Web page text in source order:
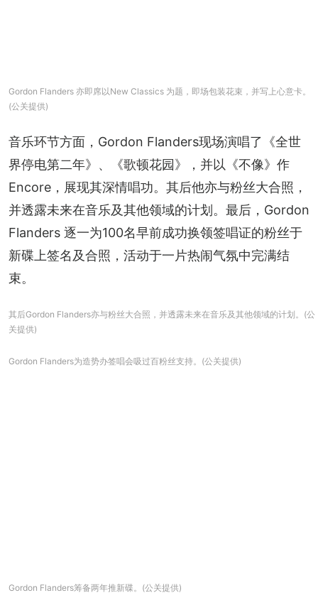
Gordon Flanders 亦即席以New Classics 为题，即场包装花束，并写上心意卡。
(公关提供)
音乐环节方面，Gordon Flanders现场演唱了《全世
界停电第二年》、《歌顿花园》，并以《不像》作
Encore，展现其深情唱功。其后他亦与粉丝大合照，
并透露未来在音乐及其他领域的计划。最后，Gordon
Flanders 逐一为100名早前成功换领签唱证的粉丝于
新碟上签名及合照，活动于一片热闹气氛中完满结
束。
其后Gordon Flanders亦与粉丝大合照，并透露未来在音乐及其他领域的计划。(公
关提供)
Gordon Flanders为造势办签唱会吸过百粉丝支持。(公关提供)
Gordon Flanders筹备两年推新碟。(公关提供)